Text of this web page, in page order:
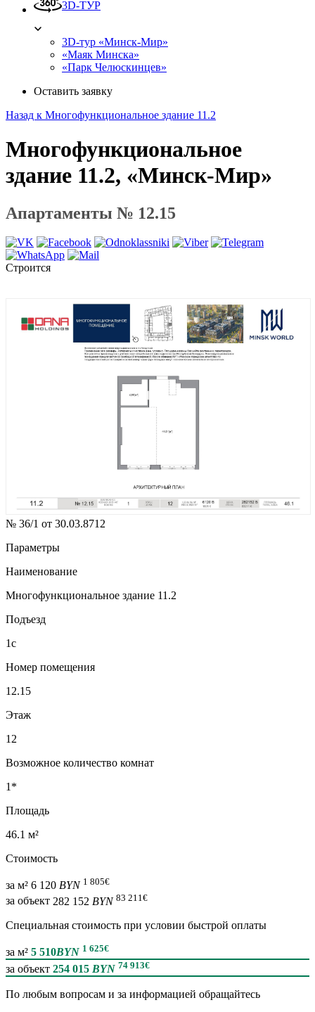
3D-ТУР
3D-тур «Минск-Мир»
«Маяк Минска»
«Парк Челюскинцев»
Оставить заявку
Назад к Многофункциональное здание 11.2
Многофункциональное
здание 11.2, «Минск-Мир»
Апартаменты № 12.15
Строится
№ 36/1 от 30.03.8712
Параметры
Наименование
Многофункциональное здание 11.2
Подъезд
1с
Номер помещения
12.15
Этаж
12
Возможное количество комнат
1*
Площадь
46.1 м²
Стоимость
за м² 6 120 BYN 1 805€
за объект 282 152 BYN 83 211 €
Специальная cтоимость при условии быстрой оплаты
за м² 5 510BYN 1 625€
за объект 254 015 BYN 74 913€
По любым вопросам и за информацией обращайтесь